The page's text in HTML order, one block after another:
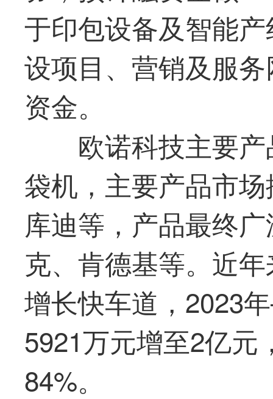
于印包设备及智能
设项目、营销及服
资金。
欧诺科技主要
袋机，主要产品市
库迪等，产品最终
克、肯德基等。近
增长快车道，2023
5921万元增至2亿元
84%。